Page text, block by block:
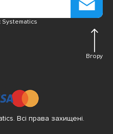
Systematics
Вгору
Всі права захищені.